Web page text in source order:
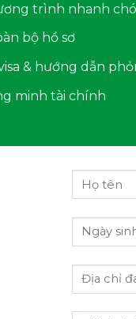
trình nhanh
bộ hồ sơ
& hướng dẫn
minh tài chính